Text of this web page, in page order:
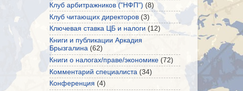
Клуб арбитражников ("НФП") (8)
Клуб читающих директоров (3)
Ключевая ставка ЦБ и налоги (12)
Книги и публикации Аркадия
Брызгалина (62)
Книги о налогах/праве/экономике (72)
Комментарий специалиста (34)
Конференция (4)